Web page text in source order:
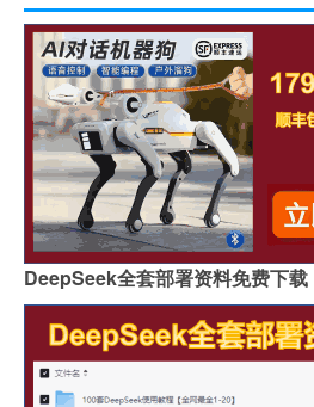
DeepSeek全套部署资料免费下载